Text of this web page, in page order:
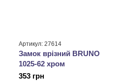
Артикул: 27614
Замок врізний BRUNO
1025-62 хром
353 грн